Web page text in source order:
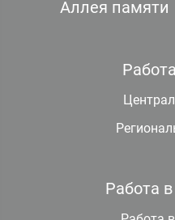
Аллея памяти
Работа